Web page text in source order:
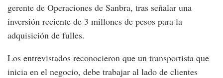
gerente de Operaciones de Sanbra, tras señalar una
inversión reciente de 3 millones de pesos para la
adquisición de fulles.
Los entrevistados reconocieron que un transportista que
inicia en el negocio, debe trabajar al lado de clientes